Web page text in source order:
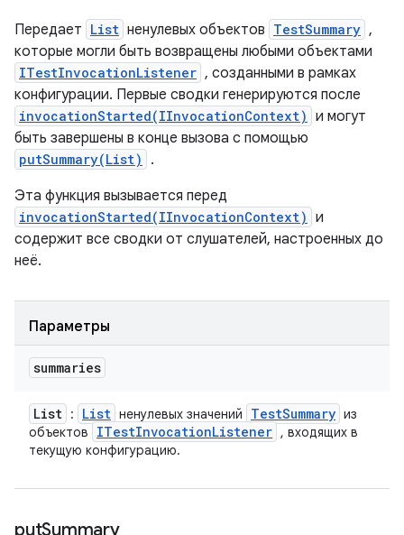
Передает List ненулевых объектов TestSummary ,
которые могли быть возвращены любыми объектами
ITestInvocationListener , созданными в рамках
конфигурации. Первые сводки генерируются после
invocationStarted(IInvocationContext) и могут
быть завершены в конце вызова с помощью
putSummary(List)
.
Эта функция вызывается перед
invocationStarted(IInvocationContext) и
содержит все сводки от слушателей, настроенных до
неё.
Параметры
summaries
List : List ненулевых значений TestSummary из
объектов
ITestInvocationListener , входящих в
текущую конфигурацию.
putSummary